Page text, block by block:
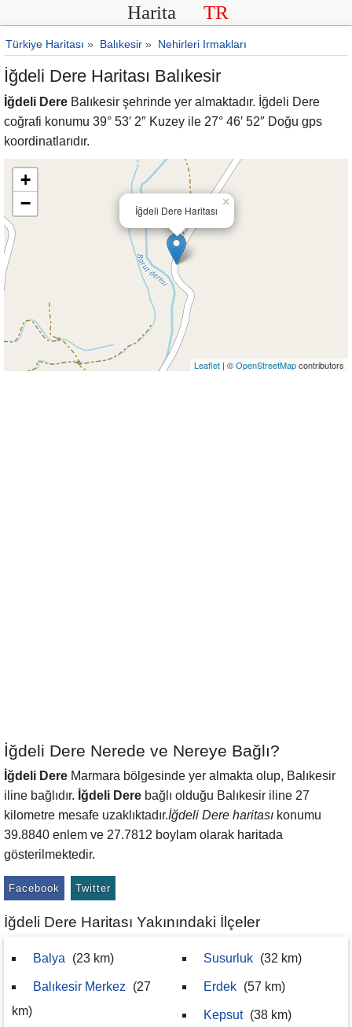
Harita TR
Türkiye Haritası » Balıkesir » Nehirleri Irmakları
İğdeli Dere Haritası Balıkesir
İğdeli Dere Balıkesir şehrinde yer almaktadır. İğdeli Dere
coğrafi konumu 39° 53′ 2″ Kuzey ile 27° 46′ 52″ Doğu gps
koordinatlarıdır.
İğdeli Dere Haritası
×
+
−
Leaflet | ©OpenStreetMapcontributors
İğdeli Dere Nerede ve Nereye Bağlı?
İğdeli Dere Marmara bölgesinde yer almakta olup, Balıkesir
iline bağlıdır. İğdeli Dere bağlı olduğu Balıkesir iline 27
kilometre mesafe uzaklıktadır.İğdeli Dere haritası konumu
39.8840 enlem ve 27.7812 boylam olarak haritada
gösterilmektedir.
Facebook Twitter
İğdeli Dere Haritası Yakınındaki İlçeler
Balya (23 km)
Balıkesir Merkez
(27
km)
Susurluk (32 km)
Erdek (57 km)
Kepsut (38 km)